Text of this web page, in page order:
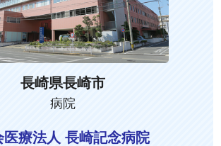
長崎県長崎市
病院
医療法人 長崎記念病院